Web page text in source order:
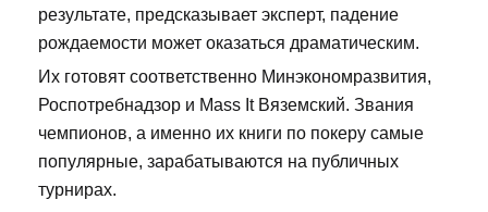
результате, предсказывает эксперт, падение
рождаемости может оказаться драматическим.
Их готовят соответственно Минэкономразвития,
Роспотребнадзор и Mass It Вяземский. Звания
чемпионов, а именно их книги по покеру самые
популярные, зарабатываются на публичных
турнирах.